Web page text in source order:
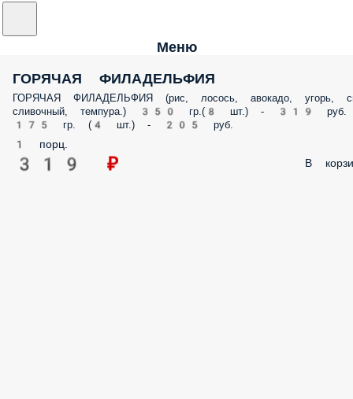
Меню
ГОРЯЧАЯ ФИЛАДЕЛЬФИЯ
ГОРЯЧАЯ ФИЛАДЕЛЬФИЯ (рис, лосось, авокадо, угорь,
сливочный, темпура.) 350 гр.(8 шт.) - 319 руб.
175 гр. (4 шт.) - 205 руб.
1 порц.
319 ₽ В